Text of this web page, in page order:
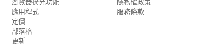
瀏覽器擴充功能
應用程式
定價
部落格
更新
隱私權政策
服務條款